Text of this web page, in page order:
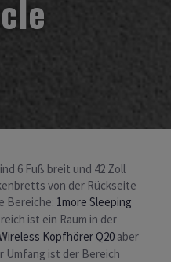
6 Fuß breit und 42 Zoll
von der Rückseite
Bereiche: 1more Sleeping
ist ein Raum in der
Kopfhörer Q20 aber
Umfang ist der Bereich